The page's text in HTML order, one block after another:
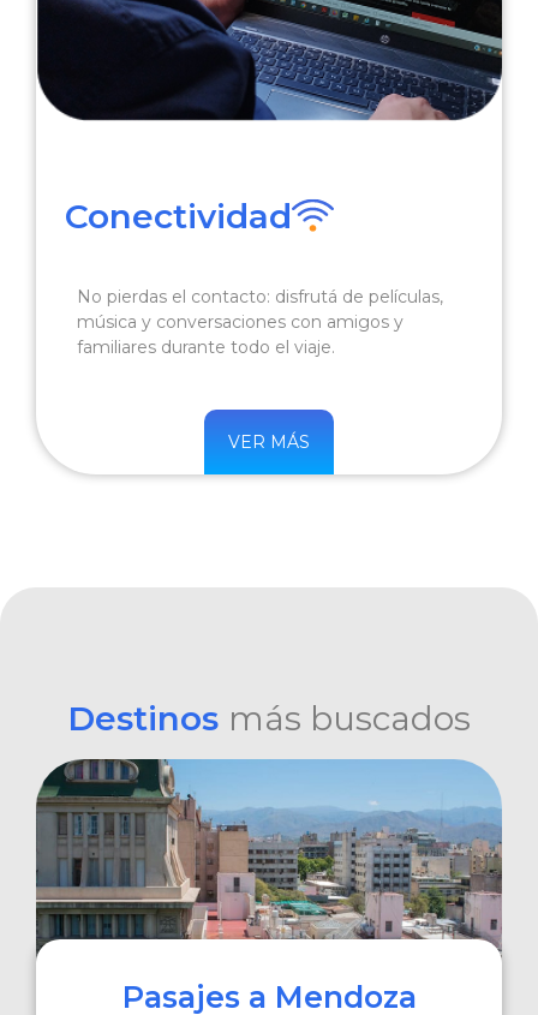
Conectividad
No pierdas el contacto: disfrutá de películas,
música y conversaciones con amigos y
familiares durante todo el viaje.
VER MÁS
Destinos más buscados
Pasajes a Mendoza